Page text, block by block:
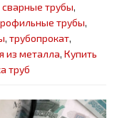
сварные трубы,
трубы,
, трубопрокат,
из металла, Купить
труб